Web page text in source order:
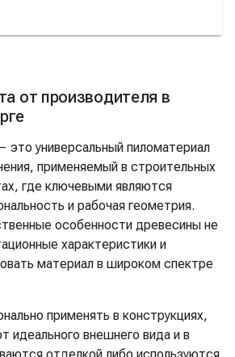
от производителя в
это универсальный пиломатериал
применяемый в строительных
где ключевыми являются
и рабочая геометрия.
особенности древесины не
характеристики и
материал в широком спектре
применять в конструкциях,
идеального внешнего вида и в